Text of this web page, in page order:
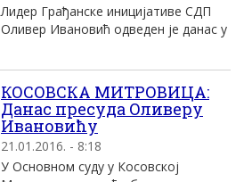
Лидер Грађанске иницијативе СДП
Оливер Ивановић одведен је данас у
КОСОВСКА МИТРОВИЦА:
Данас пресуда Оливеру
Ивановићу
21.01.2016. - 8:18
У Основном суду у Косовској